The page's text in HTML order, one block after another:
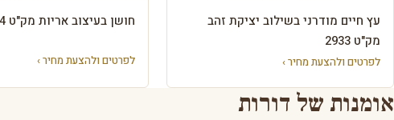
עץ חיים מודרני בשילוב יציקת זהב
מק"ט 2933
לפרטים ולהצעת מחיר ›
חושן בעיצוב אריות מק"ט 8354
לפרטים ולהצעת מחיר ›
אומנות של דורות